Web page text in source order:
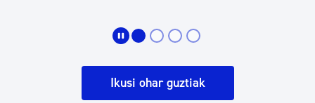
Ikusi ohar guztiak